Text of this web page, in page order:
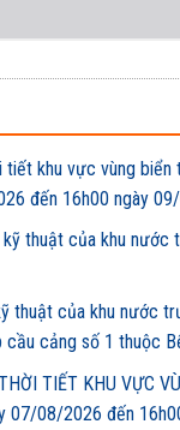
tiết khu vực vùng
đến 16h00 ngày
thuật của khu
thuật của khu nước
cảng số 1 thuộc
TIẾT KHU VỰC
07/08/2026 đến